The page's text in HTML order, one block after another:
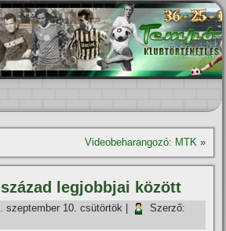
Videobeharangozó: MTK»
legjobbjai között
szeptember 10. csütörtök
Szerző: